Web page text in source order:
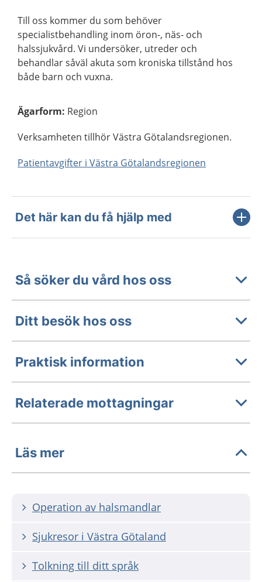
Till oss kommer du som behöver
specialistbehandling inom öron-, näs- och
halssjukvård. Vi undersöker, utreder och
behandlar såväl akuta som kroniska tillstånd hos
både barn och vuxna.
Ägarform: Region
Verksamheten tillhör Västra Götalandsregionen.
Patientavgifter i Västra Götalandsregionen
Det här kan du få hjälp med
Så söker du vård hos oss
Ditt besök hos oss
Praktisk information
Relaterade mottagningar
Läs mer
Operation av halsmandlar
Sjukresor i Västra Götaland
Tolkning till ditt språk